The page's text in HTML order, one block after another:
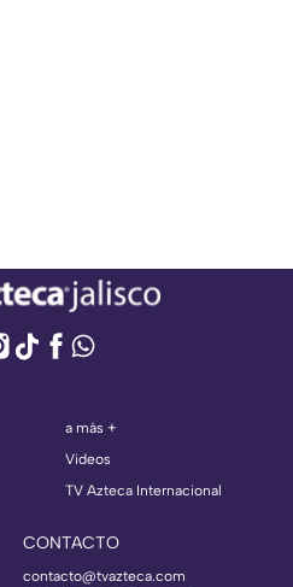
a más +
Videos
TV Azteca Internacional
CONTACTO
contacto@tvazteca.com